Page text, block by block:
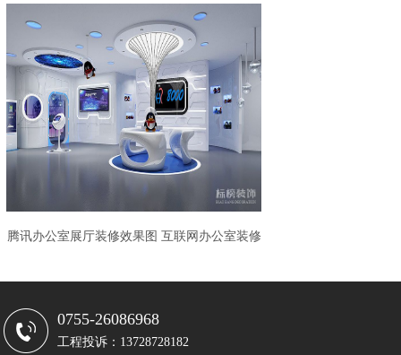
腾讯办公室展厅装修效果图 互联网办公室装修
0755-26086968
工程投诉：13728728182